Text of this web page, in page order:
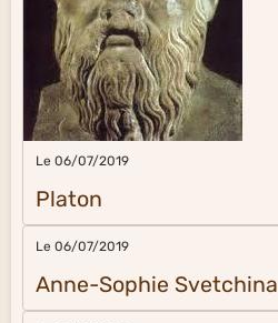
Le 06/07/2019
Platon
Le 06/07/2019
Anne-Sophie Svetchina